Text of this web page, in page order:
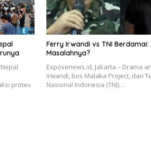
protes
Ferry Irwandi vs TNI Berdamai:
Masalahnya?
Exposenews.id, Jakarta – Drama
Irwandi, bos Malaka Project, dan
Nasional Indonesia (TNI)…